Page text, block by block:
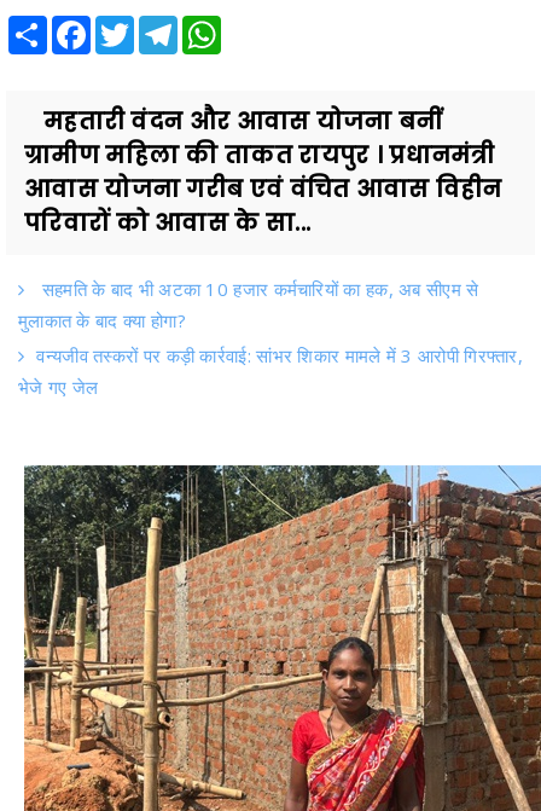
Share Facebook
TwitterTelegram
महतारी वंदन और आवास योजना बनीं
ग्रामीण महिला की ताकत रायपुर । प्रधानमंत्री
आवास योजना गरीब एवं वंचित आवास विहीन
परिवारों को आवास के सा...
सहमति के बाद भी अटका 10 हजार कर्मचारियों का हक, अब सीएम से
मुलाकात के बाद क्या होगा?
वन्यजीव तस्करों पर कड़ी कार्रवाई: सांभर शिकार मामले में 3 आरोपी गिरफ्तार,
भेजे गए जेल